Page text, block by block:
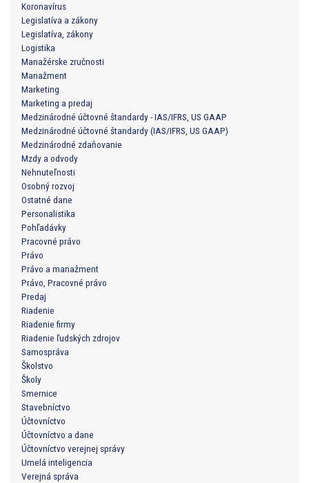
Koronavírus
Legislatíva a zákony
Legislatíva, zákony
Logistika
Manažérske zručnosti
Manažment
Marketing
Marketing a predaj
Medzinárodné účtovné štandardy - IAS/IFRS, US GAAP
Medzinárodné účtovné štandardy (IAS/IFRS, US GAAP)
Medzinárodné zdaňovanie
Mzdy a odvody
Nehnuteľnosti
Osobný rozvoj
Ostatné dane
Personalistika
Pohľadávky
Pracovné právo
Právo
Právo a manažment
Právo, Pracovné právo
Predaj
Riadenie
Riadenie firmy
Riadenie ľudských zdrojov
Samospráva
Školstvo
Školy
Smernice
Stavebníctvo
Účtovníctvo
Účtovníctvo a dane
Účtovníctvo verejnej správy
Umelá inteligencia
Verejná správa